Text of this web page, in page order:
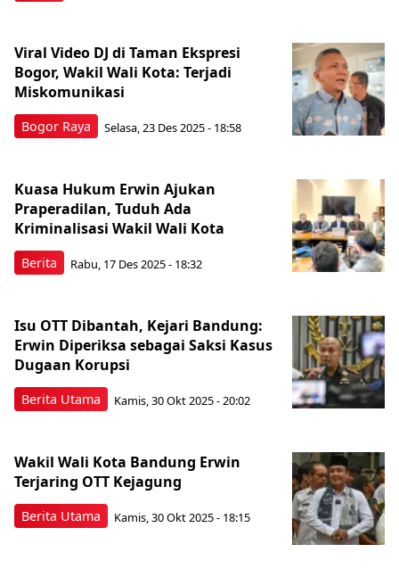
Bogor Raya
Viral Video DJ di Taman Ekspresi
Bogor, Wakil Wali Kota: Terjadi
Miskomunikasi
Selasa, 23 Des 2025 - 18:58
Berita
Kuasa Hukum Erwin Ajukan
Praperadilan, Tuduh Ada
Kriminalisasi Wakil Wali Kota
Rabu, 17 Des 2025 - 18:32
Berita Utama
Isu OTT Dibantah, Kejari Bandung:
Erwin Diperiksa sebagai Saksi Kasus
Dugaan Korupsi
Kamis, 30 Okt 2025 - 20:02
Berita Utama
Wakil Wali Kota Bandung Erwin
Terjaring OTT Kejagung
Kamis, 30 Okt 2025 - 18:15